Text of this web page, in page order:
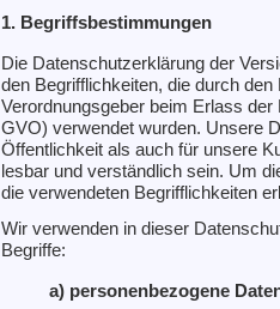
1. Begriffsbestimmungen
Die Datenschutzerklärung der
den Begrifflichkeiten, die durch
Verordnungsgeber beim Erlass
GVO) verwendet wurden. Unsere
Öffentlichkeit als auch für unsere
lesbar und verständlich sein. Um
die verwendeten Begrifflichkeiten
Wir verwenden in dieser
Begriffe:
a) personenbezogene